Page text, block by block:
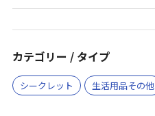
カテゴリー / タイプ
シークレット 生活用品その他